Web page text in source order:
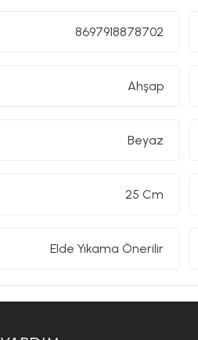
8697918878702
Ahşap
Beyaz
25 Cm
Elde Yıkama Önerilir